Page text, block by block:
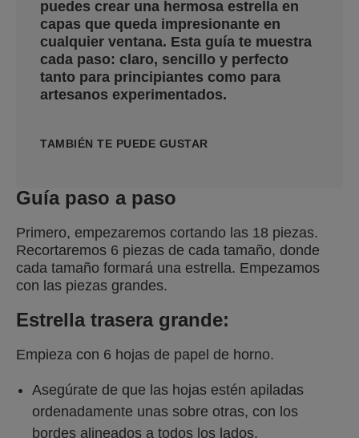
puedes crear una hermosa estrella en
capas que queda impresionante en
cualquier ventana. Esta guía te muestra
cada paso: claro, sencillo y perfecto
tanto para principiantes como para
artesanos experimentados.
TAMBIÉN TE PUEDE GUSTAR
Guía paso a paso
Primero, empezaremos cortando las 18 piezas.
Recortaremos 6 piezas de cada tamaño, donde
cada tamaño formará una estrella. Empezamos
con las piezas grandes.
Estrella trasera grande:
Empieza con 6 hojas de papel de horno.
Asegúrate de que las hojas estén apiladas
ordenadamente unas sobre otras, con los
bordes alineados a todos los lados.